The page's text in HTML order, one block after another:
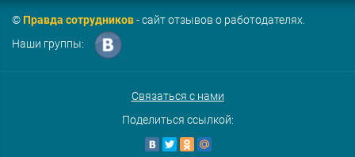
©Правда сотрудников- сайт отзывов о работодателях.
Наши группы:
Связаться с нами
Поделиться ссылкой: